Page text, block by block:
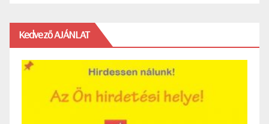
Kedvező AJÁNLAT